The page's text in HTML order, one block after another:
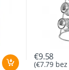
€9.58
(€7.79